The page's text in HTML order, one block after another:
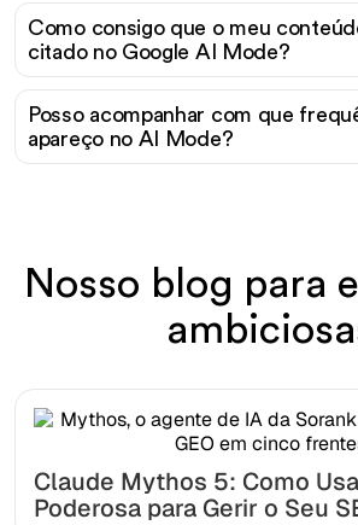
Como consigo que o meu
citado no Google AI Mode?
Posso acompanhar com que
apareço no AI Mode?
Nosso blog para
Claude Mythos 5: Como
Poderosa para Gerir o Seu